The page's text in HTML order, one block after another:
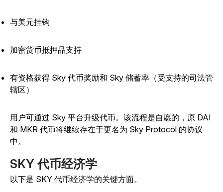
与美元挂钩
加密货币抵押品支持
有资格获得 Sky 代币奖励和 Sky 储蓄率（受支持的司法管
辖区）
用户可通过 Sky 平台升级代币。该流程是自愿的，原 DAI
和 MKR 代币将继续存在于更名为 Sky Protocol 的协议
中。
SKY 代币经济学
以下是 SKY 代币经济学的关键方面。